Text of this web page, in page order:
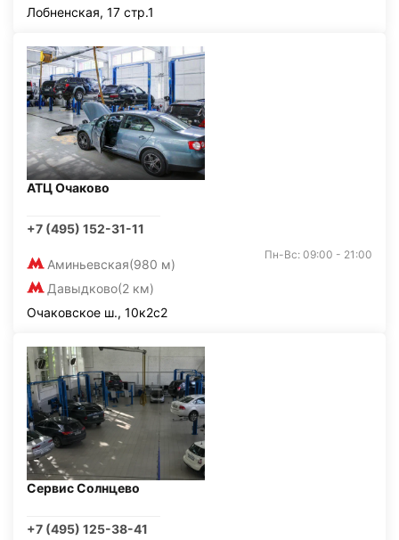
Лобненская, 17 стр.1
АТЦ Очаково
+7 (495) 152-31-11
Аминьевская(980 м)
Давыдково(2 км)
Пн-Вс: 09:00 - 21:00
Очаковское ш., 10к2с2
Сервис Солнцево
+7 (495) 125-38-41